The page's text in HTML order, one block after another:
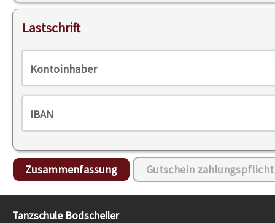
Lastschrift
Kontoinhaber
IBAN
Zusammenfassung Gutschein
Tanzschule Bodscheller